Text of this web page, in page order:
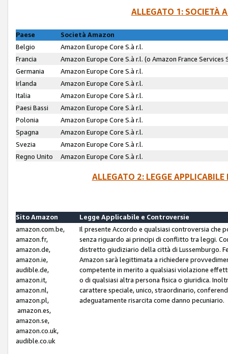
ALLEGATO 1: SOCIETÀ
Paese
Società Amazon
Belgio
Amazon Europe Core S.à r.l.
Francia
Amazon Europe Core S.à r.l. (o Amazon France
Germania
Amazon Europe Core S.à r.l.
Irlanda
Amazon Europe Core S.à r.l.
Italia
Amazon Europe Core S.à r.l.
Paesi Bassi
Amazon Europe Core S.à r.l.
Polonia
Amazon Europe Core S.à r.l.
Spagna
Amazon Europe Core S.à r.l.
Svezia
Amazon Europe Core S.à r.l.
Regno Unito
Amazon Europe Core S.à r.l.
ALLEGATO 2: LEGGE
Sito Amazon
Legge Applicabile e Controversie
amazon.com.be,
amazon.fr,
amazon.de,
amazon.ie,
audible.de,
amazon.it,
amazon.nl,
amazon.pl,
amazon.es,
amazon.se,
amazon.co.uk,
audible.co.uk
Il presente Accordo e qualsiasi controversia che
senza riguardo ai principi di conflitto tra leggi.
distretto giudiziario della città di Lussemburgo.
Amazon sarà legittimata a richiedere
competente in merito a qualsiasi violazione
o di qualsiasi altra persona fisica o giuridica.
carattere speciale, unico, straordinario,
adeguatamente risarcita come danno pecuniario.